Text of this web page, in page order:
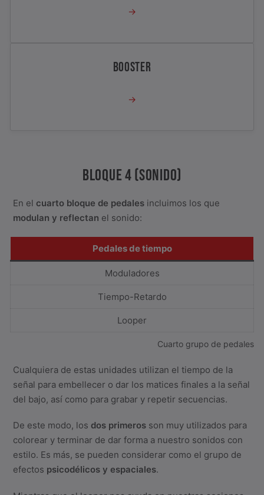
→
BOOSTER
→
BLOQUE 4 (SONIDO)
En el cuarto bloque de pedales incluimos los que
modulan y reflectan el sonido:
Pedales de tiempo
Moduladores
Tiempo-Retardo
Looper
Cuarto grupo de pedales
Cualquiera de estas unidades utilizan el tiempo de la
señal para embellecer o dar los matices finales a la señal
del bajo, así como para grabar y repetir secuencias.
De este modo, los dos primeros son muy utilizados para
colorear y terminar de dar forma a nuestro sonidos con
estilo. Es más, se pueden considerar como el grupo de
efectos psicodélicos y espaciales.